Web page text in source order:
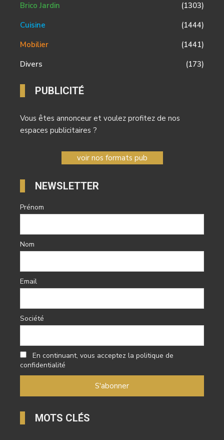
Brico Jardin
(1303)
Cuisine
(1444)
Mobilier
(1441)
Divers
(173)
PUBLICITÉ
Vous êtes annonceur et voulez profitez de nos
espaces publicitaires ?
voir nos formats pub
NEWSLETTER
Prénom
Nom
Email
Société
En continuant, vous acceptez la politique de
confidentialité
MOTS CLÉS